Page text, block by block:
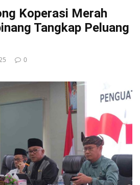
Koperasi Merah
Tangkap Peluang
0